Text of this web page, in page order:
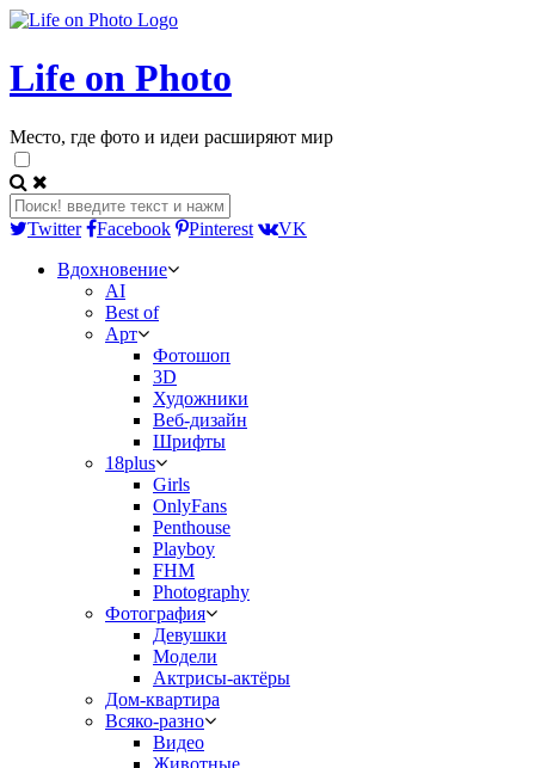
Life on Photo
Место, где фото и идеи расширяют мир
Twitter Facebook Pinterest
VK
Вдохновение
AI
Best of
Арт
Фотошоп
3D
Художники
Веб-дизайн
Шрифты
18plus
Girls
OnlyFans
Penthouse
Playboy
FHM
Photography
Фотография
Девушки
Модели
Актрисы-актёры
Дом-квартира
Всяко-разно
Видео
Животные